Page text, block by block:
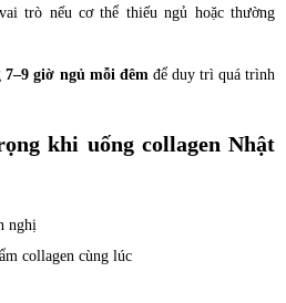
trò nếu cơ thể thiếu ngủ hoặc thường
7–9 giờ ngủ mỗi đêm để duy trì quá trình
khi uống collagen Nhật
nghị
collagen cùng lúc